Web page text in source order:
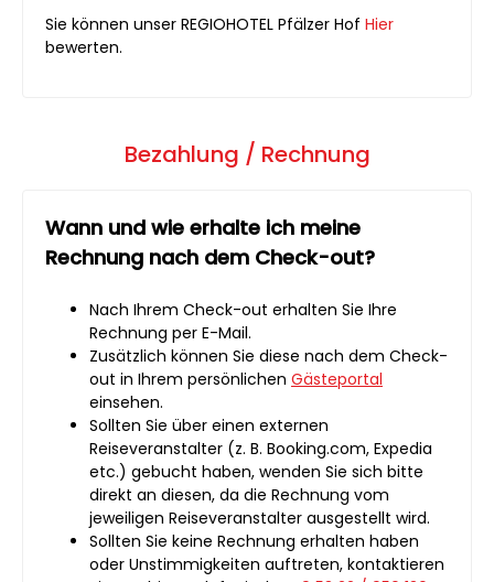
Sie können unser REGIOHOTEL Pfälzer Hof Hier
bewerten.
Bezahlung / Rechnung
Wann und wie erhalte ich meine
Rechnung nach dem Check-out?
Nach Ihrem Check-out erhalten Sie Ihre
Rechnung per E-Mail.
Zusätzlich können Sie diese nach dem Check-
out in Ihrem persönlichen Gästeportal
einsehen.
Sollten Sie über einen externen
Reiseveranstalter (z. B. Booking.com, Expedia
etc.) gebucht haben, wenden Sie sich bitte
direkt an diesen, da die Rechnung vom
jeweiligen Reiseveranstalter ausgestellt wird.
Sollten Sie keine Rechnung erhalten haben
oder Unstimmigkeiten auftreten, kontaktieren